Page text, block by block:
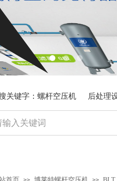
关键字：螺杆空压机 后处理